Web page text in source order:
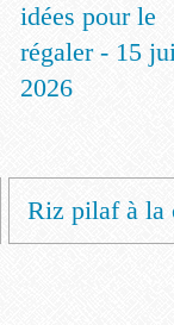
idées pour le
régaler - 15
2026
Riz pilaf à la